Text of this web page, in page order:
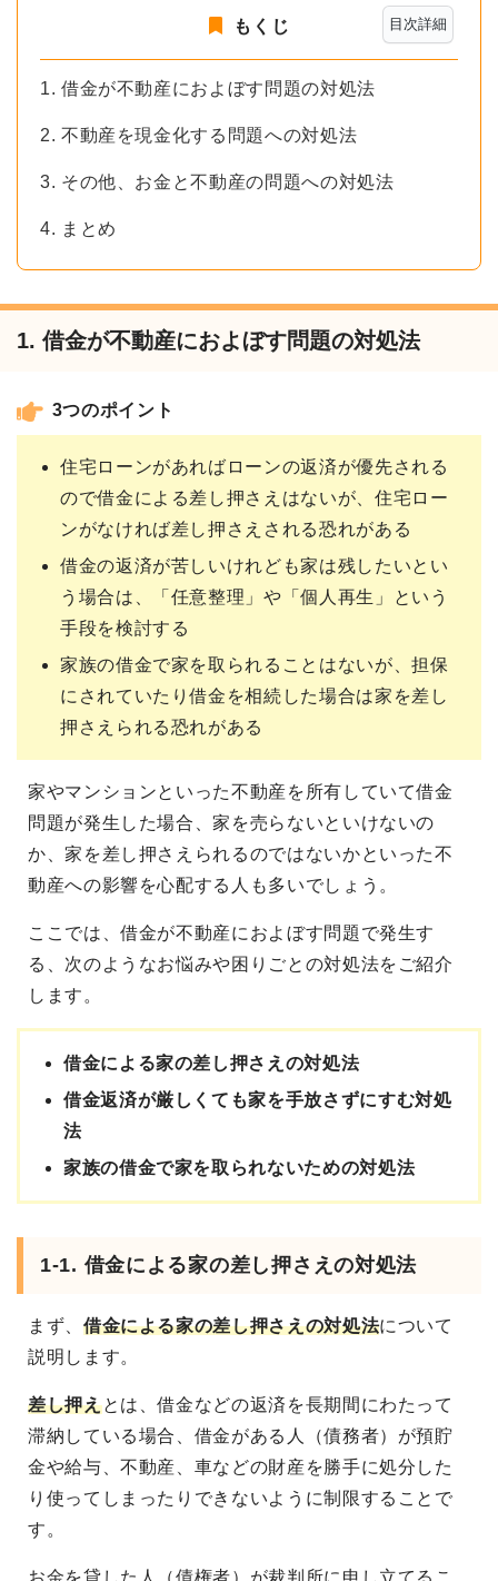
目次詳細
もくじ
1. 借金が不動産におよぼす問題の対処法
2. 不動産を現金化する問題への対処法
3. その他、お金と不動産の問題への対処法
4. まとめ
1. 借金が不動産におよぼす問題の対処法
3つのポイント
住宅ローンがあればローンの返済が優先される
ので借金による差し押さえはないが、住宅ロー
ンがなければ差し押さえされる恐れがある
借金の返済が苦しいけれども家は残したいとい
う場合は、「任意整理」や「個人再生」という
手段を検討する
家族の借金で家を取られることはないが、担保
にされていたり借金を相続した場合は家を差し
押さえられる恐れがある
家やマンションといった不動産を所有していて借金
問題が発生した場合、家を売らないといけないの
か、家を差し押さえられるのではないかといった不
動産への影響を心配する人も多いでしょう。
ここでは、借金が不動産におよぼす問題で発生す
る、次のようなお悩みや困りごとの対処法をご紹介
します。
借金による家の差し押さえの対処法
借金返済が厳しくても家を手放さずにすむ対処
法
家族の借金で家を取られないための対処法
1-1. 借金による家の差し押さえの対処法
まず、 借金による家の差し押さえの対処法について
説明します。
差し押えとは、借金などの返済を長期間にわたって
滞納している場合、借金がある人（債務者）が預貯
金や給与、不動産、車などの財産を勝手に処分した
り使ってしまったりできないように制限することで
す。